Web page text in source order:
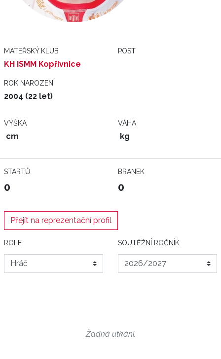
MATEŘSKÝ KLUB
KH ISMM Kopřivnice
POST
ROK NAROZENÍ
2004 (22 let)
VÝŠKA
cm
VÁHA
kg
STARTŮ
0
BRANEK
0
Přejít na reprezentační profil
ROLE SOUTĚŽNÍ ROČNÍK
Žádná utkání.